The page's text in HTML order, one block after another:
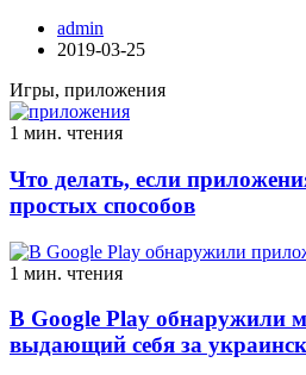
admin
2019-03-25
Игры, приложения
1 мин. чтения
Что делать, если
простых способов
1 мин. чтения
В Google Play обнаружили
выдающий себя за